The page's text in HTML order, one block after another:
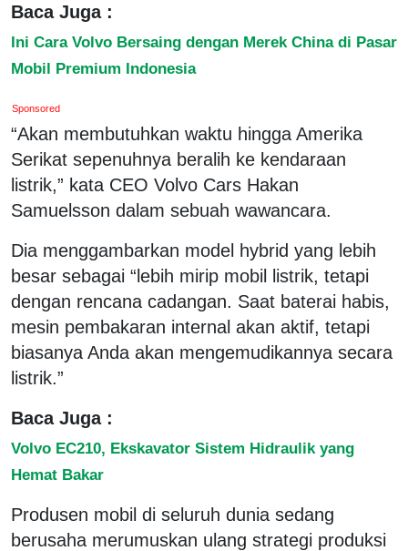
Baca Juga :
Ini Cara Volvo Bersaing dengan Merek China di Pasar
Mobil Premium Indonesia
Sponsored
“Akan membutuhkan waktu hingga Amerika
Serikat sepenuhnya beralih ke kendaraan
listrik,” kata CEO Volvo Cars Hakan
Samuelsson dalam sebuah wawancara.
Dia menggambarkan model hybrid yang lebih
besar sebagai “lebih mirip mobil listrik, tetapi
dengan rencana cadangan. Saat baterai habis,
mesin pembakaran internal akan aktif, tetapi
biasanya Anda akan mengemudikannya secara
listrik.”
Baca Juga :
Volvo EC210, Ekskavator Sistem Hidraulik yang
Hemat Bakar
Produsen mobil di seluruh dunia sedang
berusaha merumuskan ulang strategi produksi